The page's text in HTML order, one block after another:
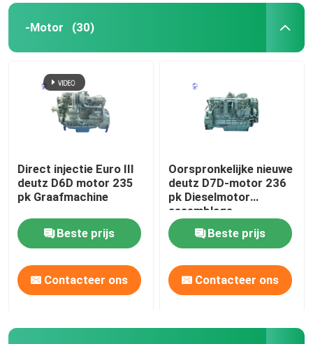
-Motor (30)
Direct injectie Euro III
deutz D6D motor 235
pk Graafmachine
Beste prijs
Contacteer ons
Oorspronkelijke nieuwe
deutz D7D-motor 236
pk Dieselmotor
assemblage
Beste prijs
Contacteer ons